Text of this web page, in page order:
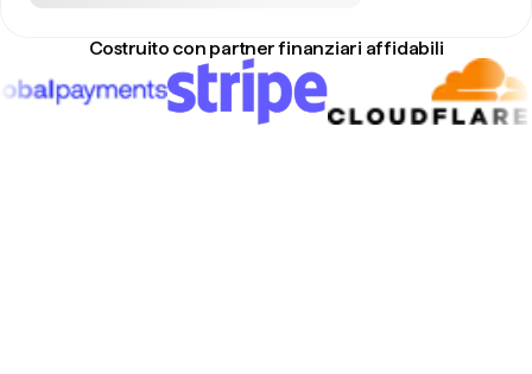
Costruito con partner finanziari affidabili